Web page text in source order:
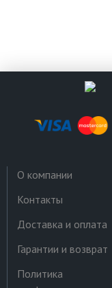
О компании
Контакты
Доставка и оплата
Гарантии и возврат
Политика